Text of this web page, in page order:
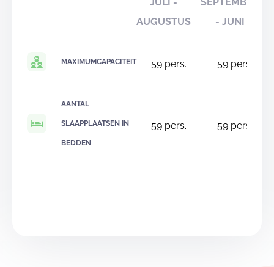
AUGUSTUS
- JUNI
MAXIMUMCAPACITEIT 59pers. 59 pers.
AANTAL
SLAAPPLAATSEN IN
BEDDEN
59pers. 59 pers.